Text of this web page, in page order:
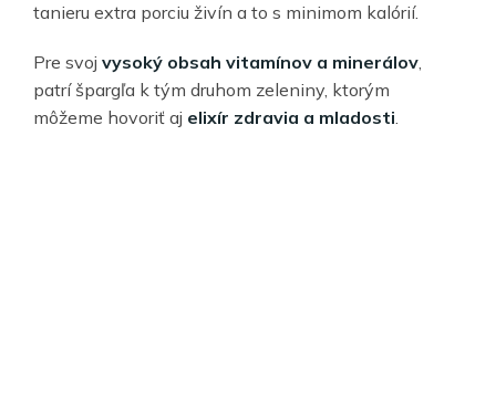
tanieru extra porciu živín a to s minimom kalórií.
Pre svoj vysoký obsah vitamínov a minerálov,
patrí špargľa k tým druhom zeleniny, ktorým
môžeme hovoriť aj elixír zdravia a mladosti.